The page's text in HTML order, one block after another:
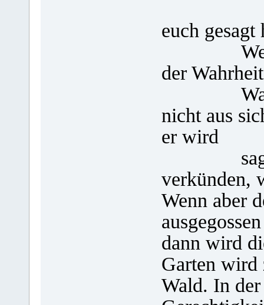
euch gesagt
Wenn
der
nicht aus
er wird
sagen,
verkünden,
Wenn aber
dann wird
Garten wird
Wald. In